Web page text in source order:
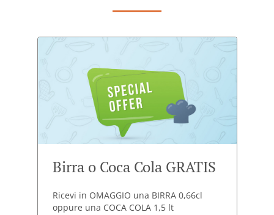
Birra o Coca Cola GRATIS
Ricevi in OMAGGIO una BIRRA 0,66cl
oppure una COCA COLA 1,5 lt